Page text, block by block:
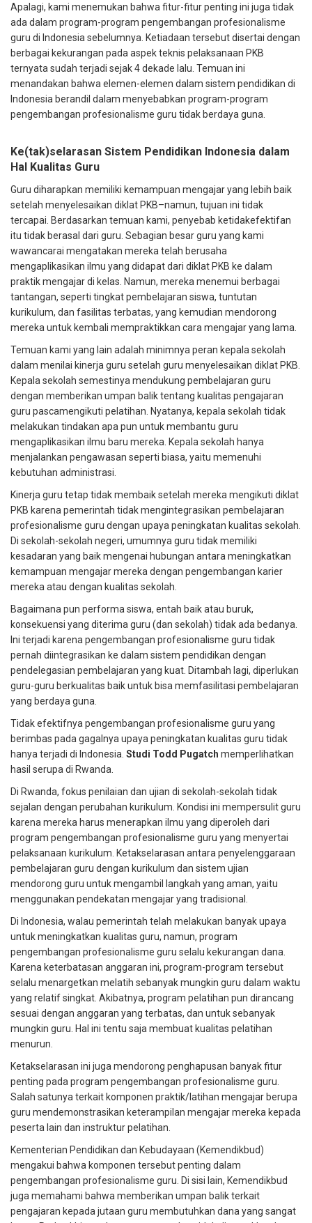
Apalagi, kami menemukan bahwa fitur-fitur penting ini juga tidak
ada dalam program-program pengembangan profesionalisme
guru di Indonesia sebelumnya. Ketiadaan tersebut disertai dengan
berbagai kekurangan pada aspek teknis pelaksanaan PKB
ternyata sudah terjadi sejak 4 dekade lalu. Temuan ini
menandakan bahwa elemen-elemen dalam sistem pendidikan di
Indonesia berandil dalam menyebabkan program-program
pengembangan profesionalisme guru tidak berdaya guna.
Ke(tak)selarasan Sistem Pendidikan Indonesia dalam
Hal Kualitas Guru
Guru diharapkan memiliki kemampuan mengajar yang lebih baik
setelah menyelesaikan diklat PKB–namun, tujuan ini tidak
tercapai. Berdasarkan temuan kami, penyebab ketidakefektifan
itu tidak berasal dari guru. Sebagian besar guru yang kami
wawancarai mengatakan mereka telah berusaha
mengaplikasikan ilmu yang didapat dari diklat PKB ke dalam
praktik mengajar di kelas. Namun, mereka menemui berbagai
tantangan, seperti tingkat pembelajaran siswa, tuntutan
kurikulum, dan fasilitas terbatas, yang kemudian mendorong
mereka untuk kembali mempraktikkan cara mengajar yang lama.
Temuan kami yang lain adalah minimnya peran kepala sekolah
dalam menilai kinerja guru setelah guru menyelesaikan diklat PKB.
Kepala sekolah semestinya mendukung pembelajaran guru
dengan memberikan umpan balik tentang kualitas pengajaran
guru pascamengikuti pelatihan. Nyatanya, kepala sekolah tidak
melakukan tindakan apa pun untuk membantu guru
mengaplikasikan ilmu baru mereka. Kepala sekolah hanya
menjalankan pengawasan seperti biasa, yaitu memenuhi
kebutuhan administrasi.
Kinerja guru tetap tidak membaik setelah mereka mengikuti diklat
PKB karena pemerintah tidak mengintegrasikan pembelajaran
profesionalisme guru dengan upaya peningkatan kualitas sekolah.
Di sekolah-sekolah negeri, umumnya guru tidak memiliki
kesadaran yang baik mengenai hubungan antara meningkatkan
kemampuan mengajar mereka dengan pengembangan karier
mereka atau dengan kualitas sekolah.
Bagaimana pun performa siswa, entah baik atau buruk,
konsekuensi yang diterima guru (dan sekolah) tidak ada bedanya.
Ini terjadi karena pengembangan profesionalisme guru tidak
pernah diintegrasikan ke dalam sistem pendidikan dengan
pendelegasian pembelajaran yang kuat. Ditambah lagi, diperlukan
guru-guru berkualitas baik untuk bisa memfasilitasi pembelajaran
yang berdaya guna.
Tidak efektifnya pengembangan profesionalisme guru yang
berimbas pada gagalnya upaya peningkatan kualitas guru tidak
hanya terjadi di Indonesia. Studi Todd Pugatch memperlihatkan
hasil serupa di Rwanda.
Di Rwanda, fokus penilaian dan ujian di sekolah-sekolah tidak
sejalan dengan perubahan kurikulum. Kondisi ini mempersulit guru
karena mereka harus menerapkan ilmu yang diperoleh dari
program pengembangan profesionalisme guru yang menyertai
pelaksanaan kurikulum. Ketakselarasan antara penyelenggaraan
pembelajaran guru dengan kurikulum dan sistem ujian
mendorong guru untuk mengambil langkah yang aman, yaitu
menggunakan pendekatan mengajar yang tradisional.
Di Indonesia, walau pemerintah telah melakukan banyak upaya
untuk meningkatkan kualitas guru, namun, program
pengembangan profesionalisme guru selalu kekurangan dana.
Karena keterbatasan anggaran ini, program-program tersebut
selalu menargetkan melatih sebanyak mungkin guru dalam waktu
yang relatif singkat. Akibatnya, program pelatihan pun dirancang
sesuai dengan anggaran yang terbatas, dan untuk sebanyak
mungkin guru. Hal ini tentu saja membuat kualitas pelatihan
menurun.
Ketakselarasan ini juga mendorong penghapusan banyak fitur
penting pada program pengembangan profesionalisme guru.
Salah satunya terkait komponen praktik/latihan mengajar berupa
guru mendemonstrasikan keterampilan mengajar mereka kepada
peserta lain dan instruktur pelatihan.
Kementerian Pendidikan dan Kebudayaan (Kemendikbud)
mengakui bahwa komponen tersebut penting dalam
pengembangan profesionalisme guru. Di sisi lain, Kemendikbud
juga memahami bahwa memberikan umpan balik terkait
pengajaran kepada jutaan guru membutuhkan dana yang sangat